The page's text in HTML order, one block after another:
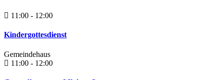
11:00 - 12:00
Kindergottesdienst
Gemeindehaus
11:00 - 12:00